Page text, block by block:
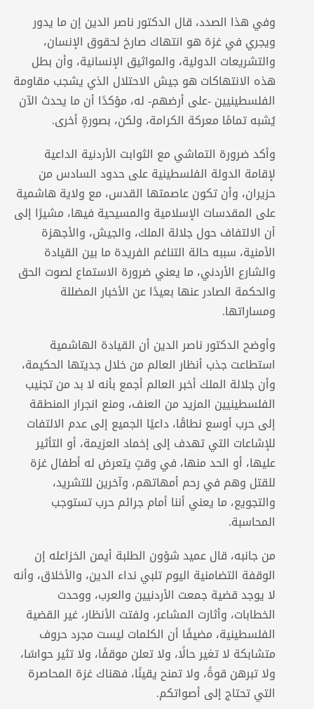
وفي هذا الصدد، قال الدكتور ناصر الدين إن ما يدور
ويجري في غزة هو انتهاك صارخ لحقوق الإنسان،
والتشريعات الدولية، والمواثيق الإنسانية، وأن بطل
هذه الانتهاكات هو جيش الاحتلال الذي يشجب مقاومة
الفلسطينيين -على أرضهم- له، مؤكدًا أن ما يحدث الآن
يُشبه تمامًا معركة الكرامة، ولكن، بصورةٍ أخرى.
وأكد ضرورة التماشي مع الثوابت الأردنية الداعية
لإقامة الدولة الفلسطينية على حدود السادس من
حزيران، وأن تكون عاصمتها القدس، مع ولاية هاشمية
على المقدسات الإسلامية والمسيحية فيها، مشيرًا إلى
أن الالتفاف حول جلالة الملك، والجيش، والأجهزة
الأمنية، سببه حالة التناغم الفريدة ما بين القيادة
والشارع الأردني، ما يعني ضرورة الاستماع لصوت الحق
والحكمة الصادر عنها بعيدًا عن الأخبار المضللة
ومساراتها.
وأوضح الدكتور ناصر الدين أن القيادة الهاشمية
استطاعت جذب أنظار العالم من خلال جديتها الحكيمة،
وأن جلالة الملك أخبر العالم أجمع بأنه لا بد من تجنيب
الفلسطينيين المزيد من العنف، ومنع انجرار المنطقة
إلى حرب أوسع نطاقًا، داعيًا الجميع إلى عدم الالتفات
للإشاعات التي تهدف إلى إخماد العزيمة، أو التأثير
عليها، أو الحد منها، في وقتٍ يتعرض له أطفال غزة
للقتل وهم في رحم أمهاتهم، وآخرين للتشريد،
والتجويع، ما يعني أننا أمام جرائم حرب تستوجب
المحاسبة.
من جانبه، قال عميد شؤون الطلبة أيمن الخزاعله إن
الوقفة التضامنية اليوم تلبي نداء الدين، والأخلاق، وأنه
لا يوجد قضية جمعت الأردنيين والعرب، ووحدت
الخطابات، وأثارت المشاعر، ولفتت الأنظار، غير القضية
الفلسطينية، مضيفًا أن الكلمات ليست مجرد حروف
متشابكة لا تغير حالًا، ولا تعلن موقفًا، ولا تثير حواسًا،
ولا تبرهن قوةً، ولا تمنح يقينًا، فهناك غزة المحاصرة
التي تحتاج إلى أصواتكم.